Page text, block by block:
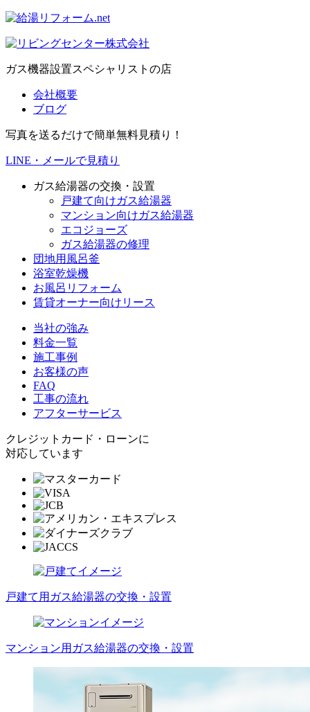
ガス機器設置スペシャリストの店
会社概要
ブログ
写真を送るだけで簡単無料見積り！
LINE・メールで見積り
ガス給湯器の交換・設置
戸建て向けガス給湯器
マンション向けガス給湯器
エコジョーズ
ガス給湯器の修理
団地用風呂釜
浴室乾燥機
お風呂リフォーム
賃貸オーナー向けリース
当社の強み
料金一覧
施工事例
お客様の声
FAQ
工事の流れ
アフターサービス
クレジットカード・ローンに
対応しています
戸建て用ガス給湯器の交換・設置
マンション用ガス給湯器の交換・設置